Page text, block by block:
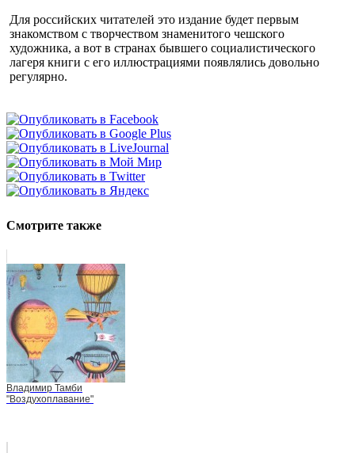
Для российских читателей это издание будет первым
знакомством с творчеством знаменитого чешского
художника, а вот в странах бывшего социалистического
лагеря книги с его иллюстрациями появлялись довольно
регулярно.
Смотрите также
Владимир Тамби
"Воздухоплавание"